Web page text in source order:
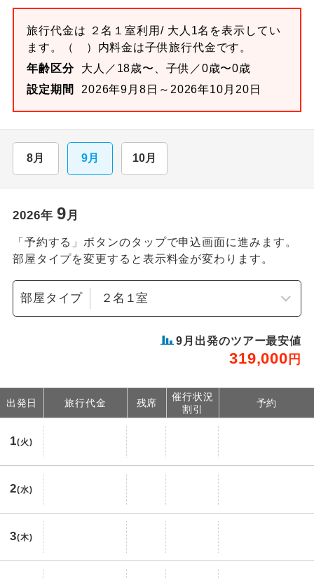
旅行代金は ２名１室利用/ 大人1名を表示してい
ます。
（ ）内料金は子供旅行代金です。
年齢区分
大人／18歳〜、子供／0歳〜0歳
設定期間
2026年9月8日～2026年10月20日
8月 9月 10月
2026年 9月
「予約する」ボタンのタップで申込画面に進みます。
部屋タイプを変更すると表示料金が変わります。
部屋タイプ
9 月出発のツアー最安値
319,000 円
出発日 旅行代金 残席
催行状況
割引
予約
1(火)
2(水)
3(木)